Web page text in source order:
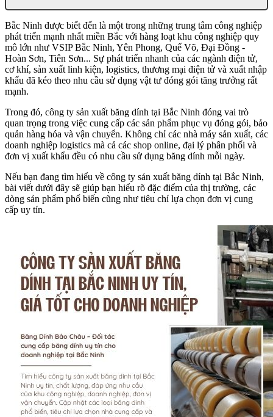
Bắc Ninh được biết đến là một trong những trung tâm công nghiệp
phát triển mạnh nhất miền Bắc với hàng loạt khu công nghiệp quy
mô lớn như VSIP Bắc Ninh, Yên Phong, Quế Võ, Đại Đồng -
Hoàn Sơn, Tiên Sơn... Sự phát triển nhanh của các ngành điện tử,
cơ khí, sản xuất linh kiện, logistics, thương mại điện tử và xuất nhập
khẩu đã kéo theo nhu cầu sử dụng vật tư đóng gói tăng trưởng rất
mạnh.
Trong đó, công ty sản xuất băng dính tại Bắc Ninh đóng vai trò
quan trọng trong việc cung cấp các sản phẩm phục vụ đóng gói, bảo
quản hàng hóa và vận chuyển. Không chỉ các nhà máy sản xuất, các
doanh nghiệp logistics mà cả các shop online, đại lý phân phối và
đơn vị xuất khẩu đều có nhu cầu sử dụng băng dính mỗi ngày.
Nếu bạn đang tìm hiểu về công ty sản xuất băng dính tại Bắc Ninh,
bài viết dưới đây sẽ giúp bạn hiểu rõ đặc điểm của thị trường, các
dòng sản phẩm phổ biến cũng như tiêu chí lựa chọn đơn vị cung
cấp uy tín.